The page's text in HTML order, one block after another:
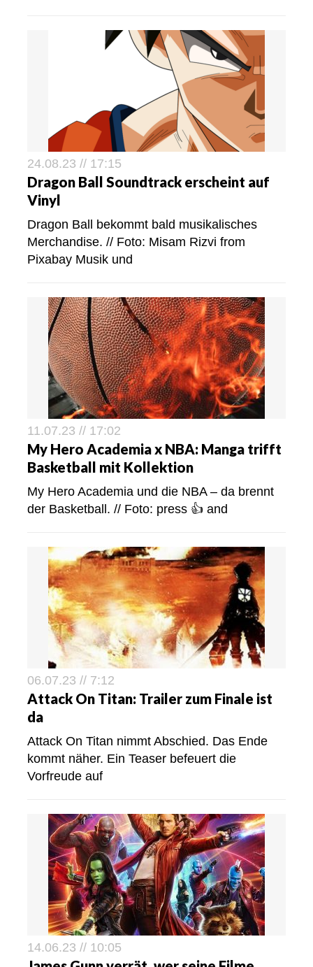
24.08.23 // 17:15
Dragon Ball Soundtrack erscheint auf
Vinyl
Dragon Ball bekommt bald musikalisches
Merchandise. // Foto: Misam Rizvi from
Pixabay Musik und
11.07.23 // 17:02
My Hero Academia x NBA: Manga trifft
Basketball mit Kollektion
My Hero Academia und die NBA – da brennt
der Basketball. // Foto: press 👍 and
06.07.23 // 7:12
Attack On Titan: Trailer zum Finale ist
da
Attack On Titan nimmt Abschied. Das Ende
kommt näher. Ein Teaser befeuert die
Vorfreude auf
14.06.23 // 10:05